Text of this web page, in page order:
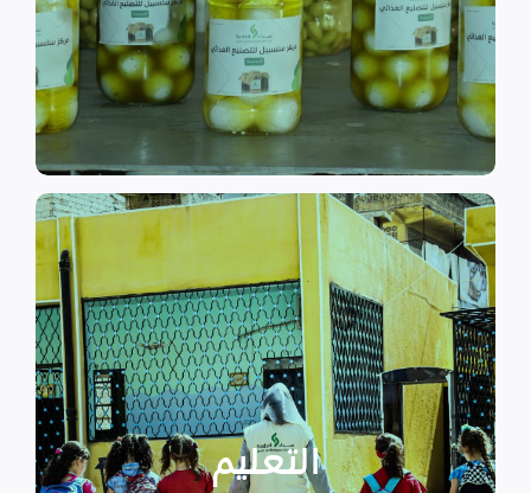
الى الاهتمام بالمشاريع التنموية.
اقرأ المزيد
التعليم
يساهم في تعزيز السلام و دعم
الأطفال المنقطعين عن العملية
التعليمية أو المتأخرين عن المراحل
الدراسية بسبب الصراع القائم.
اقرأ المزيد